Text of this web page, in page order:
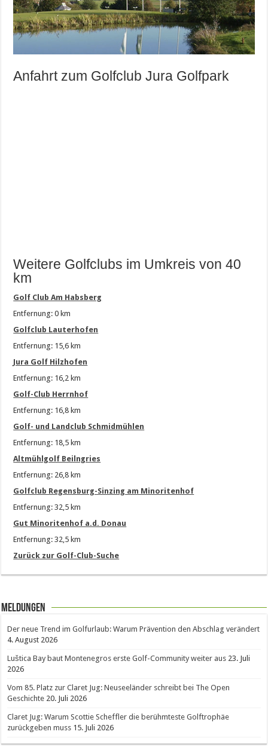
Anfahrt zum Golfclub Jura Golfpark
Weitere Golfclubs im Umkreis von 40
km
Golf Club Am Habsberg
Entfernung: 0 km
Golfclub Lauterhofen
Entfernung: 15,6 km
Jura Golf Hilzhofen
Entfernung: 16,2 km
Golf-Club Herrnhof
Entfernung: 16,8 km
Golf- und Landclub Schmidmühlen
Entfernung: 18,5 km
Altmühlgolf Beilngries
Entfernung: 26,8 km
Golfclub Regensburg-Sinzing am Minoritenhof
Entfernung: 32,5 km
Gut Minoritenhof a.d. Donau
Entfernung: 32,5 km
Zurück zur Golf-Club-Suche
Meldungen
Der neue Trend im Golfurlaub: Warum Prävention den Abschlag verändert
4. August 2026
Luštica Bay baut Montenegros erste Golf-Community weiter aus 23. Juli
2026
Vom 85. Platz zur Claret Jug: Neuseeländer schreibt bei The Open
Geschichte 20. Juli 2026
Claret Jug: Warum Scottie Scheffler die berühmteste Golftrophäe
zurückgeben muss 15. Juli 2026